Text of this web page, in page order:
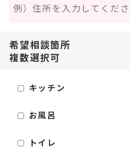
希望相談箇所
複数選択可
キッチン
お風呂
トイレ